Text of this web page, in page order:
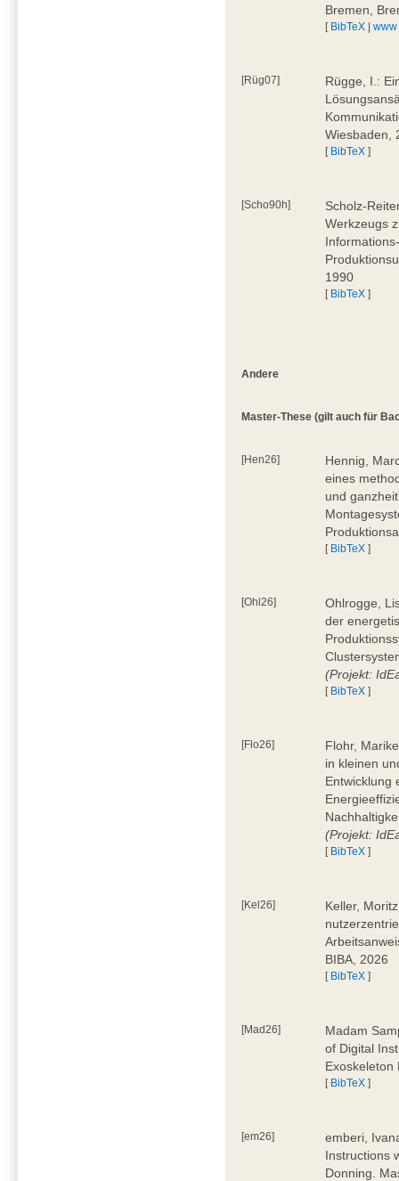
Bremen,
[ BibTeX |www
[Rüg07]
Rügge, I.:
Wiesbaden,
[ BibTeX ]
[Scho90h]
Scholz-
Werkzeugs
1990
[ BibTeX ]
Andere
Master-These (gilt auch für
[Hen26]
Hennig,
eines
und
[ BibTeX ]
[Ohl26]
Ohlrogge,
der
(Projekt:
[ BibTeX ]
[Flo26]
Flohr,
in kleinen
Entwicklung
(Projekt:
[ BibTeX ]
[Kel26]
Keller,
BIBA, 2026
[ BibTeX ]
[Mad26]
Madam
of Digital
Exoskeleton
[ BibTeX ]
[em26]
emberi,
Instructions
Donning.